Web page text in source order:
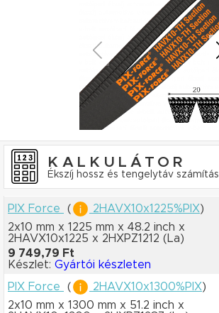
KALKULÁTOR
Ékszíj hossz és tengelytáv számítás
PIX Force ( 2HAVX10x1225%PIX)
2x10 mm x 1225 mm x 48.2 inch x
2HAVX10x1225 x 2HXPZ1212 (La)
9 749,79 Ft
Készlet: Gyártói készleten
PIX Force
( 2HAVX10x1300%PIX)
2x10 mm x 1300 mm x 51.2 inch x